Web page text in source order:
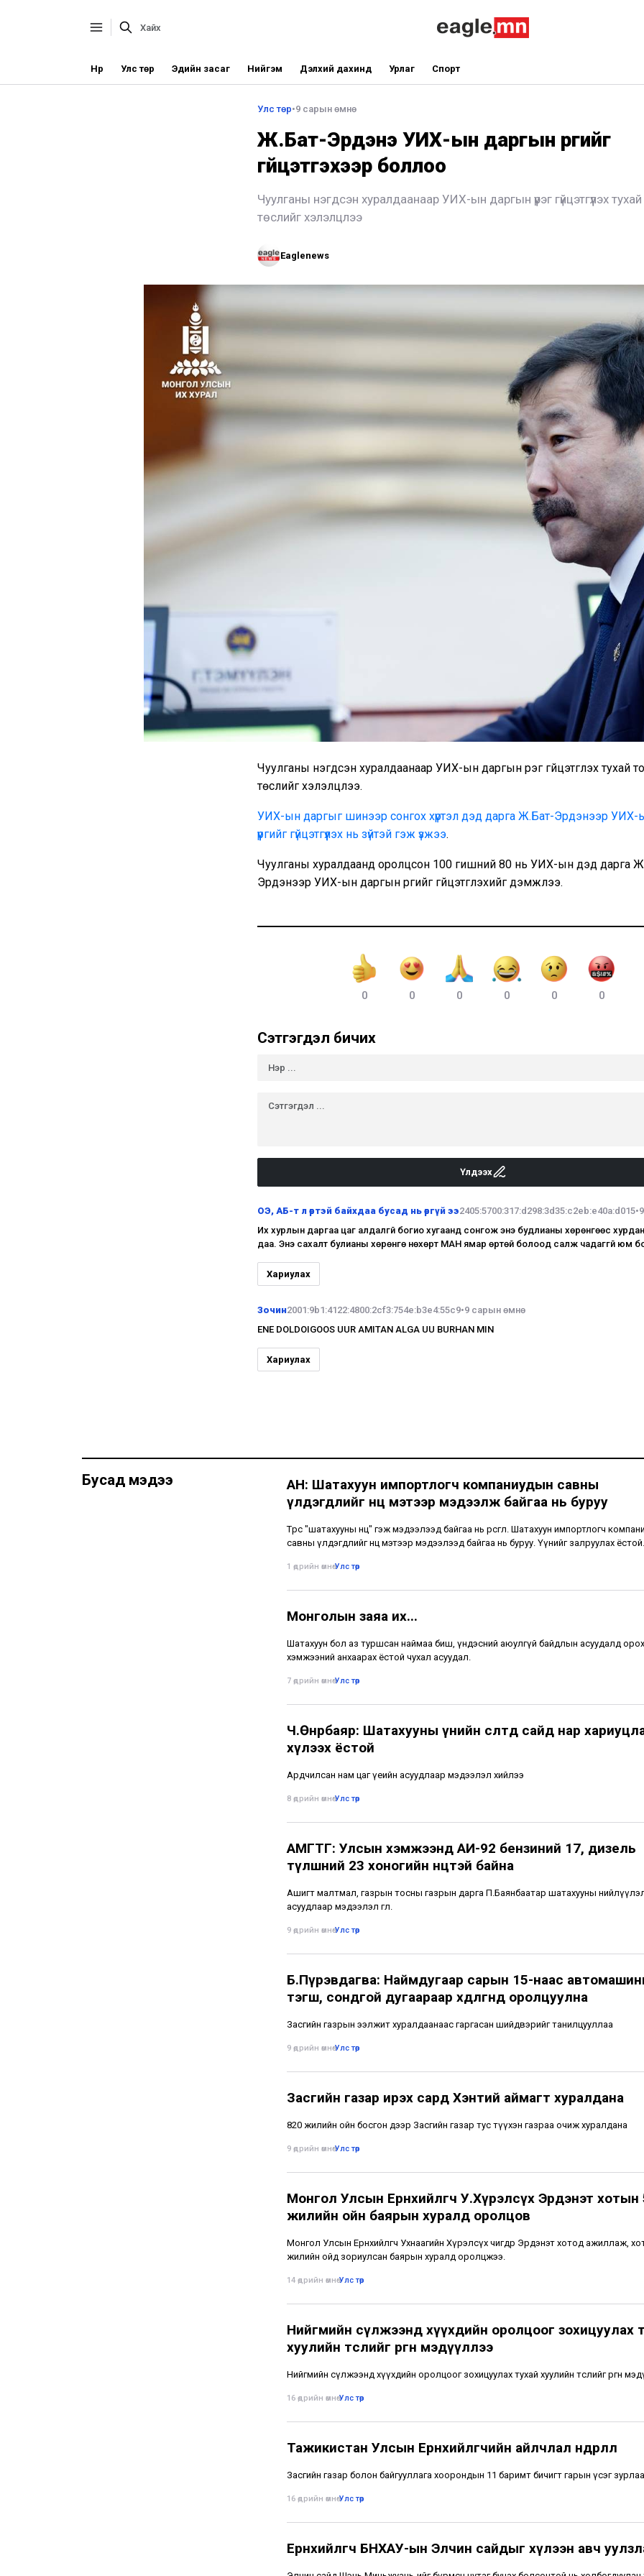
Нүүр Улс төр Эдийн засаг Нийгэм Дэлхий дахинд Урлаг Спорт
Улс төр•9 сарын өмнө
Ж.Бат-Эрдэнэ УИХ-ын даргын үүргийг
гүйцэтгэхээр боллоо
Чуулганы нэгдсэн хуралдаанаар УИХ-ын даргын үүрэг гүйцэтгүүлэх
төслийг хэлэлцлээ
Eaglenews
Чуулганы нэгдсэн хуралдаанаар УИХ-ын даргын үүрэг гүйцэтгүүлэх тухай
төслийг хэлэлцлээ.
УИХ-ын даргыг шинээр сонгох хүртэл дэд дарга Ж.Бат-Эрдэнээр
үүргийг гүйцэтгүүлэх нь зүйтэй гэж үзжээ.
Чуулганы хуралдаанд оролцсон 100 гишүүний 80 нь УИХ-ын дэд дарга
Эрдэнээр УИХ-ын даргын үүргийг гүйцэтгүүлэхийг дэмжлээ.
0 0 0 0 0 0
Сэтгэгдэл бичих
Үлдээх
ОЭ, АБ-т л өртэй байхдаа бусад нь өргүй ээ2405:5700:317:d298:3d35:c2eb:e40a:d015•
Их хурлын даргаа цаг алдалгүй богио хугаанд сонгож энэ будлианы хөрөнгөөс
даа. Энэ сахалт булианы хөрөнгө нөхөрт МАН ямар өртөй болоод салж чадаггүй юм
Хариулах
Зочин2001:9b1:4122:4800:2cf3:754e:b3e4:55c9•9 сарын өмнө
ENE DOLDOIGOOS UUR AMITAN ALGA UU BURHAN MIN
Хариулах
Бусад мэдээ
АН: Шатахуун импортлогч компаниудын савны
үлдэгдлийг нөөц мэтээр мэдээлж байгаа нь буруу
Төрөөс "шатахууны нөөц" гэж мэдээлээд байгаа нь өрөөсгөл. Шатахуун импортлогч
савны үлдэгдлийг нөөц мэтээр мэдээлээд байгаа нь буруу. Үүнийг залруулах ёстой.
1 өдрийн өмнө•Улс төр
Монголын заяа их...
Шатахуун бол аз туршсан наймаа биш, үндэсний аюулгүй байдлын асуудалд орох
хэмжээний анхаарах ёстой чухал асуудал.
7 өдрийн өмнө•Улс төр
Ч.Өнөрбаяр: Шатахууны үнийн өсөлтөд сайд нар
хүлээх ёстой
Ардчилсан нам цаг үеийн асуудлаар мэдээлэл хийлээ
8 өдрийн өмнө•Улс төр
АМГТГ: Улсын хэмжээнд АИ-92 бензиний 17, дизель
түлшний 23 хоногийн нөөцтэй байна
Ашигт малтмал, газрын тосны газрын дарга П.Баянбаатар шатахууны
асуудлаар мэдээлэл өглөө.
9 өдрийн өмнө•Улс төр
Б.Пүрэвдагва: Наймдугаар сарын 15-наас
тэгш, сондгой дугаараар хөдөлгөөнд оролцуулна
Засгийн газрын ээлжит хуралдаанаас гаргасан шийдвэрийг танилцууллаа
9 өдрийн өмнө•Улс төр
Засгийн газар ирэх сард Хэнтий аймагт хуралдана
820 жилийн ойн босгон дээр Засгийн газар тус түүхэн газраа очиж хуралдана
9 өдрийн өмнө•Улс төр
Монгол Улсын Ерөнхийлөгч У.Хүрэлсүх Эрдэнэт хотын
жилийн ойн баярын хуралд оролцов
Монгол Улсын Ерөнхийлөгч Ухнаагийн Хүрэлсүх өчигдөр Эрдэнэт хотод ажиллаж,
жилийн ойд зориулсан баярын хуралд оролцжээ.
14 өдрийн өмнө•Улс төр
Нийгмийн сүлжээнд хүүхдийн оролцоог зохицуулах
хуулийн төслийг өргөн мэдүүллээ
Нийгмийн сүлжээнд хүүхдийн оролцоог зохицуулах тухай хуулийн төслийг өргөн
16 өдрийн өмнө•Улс төр
Тажикистан Улсын Ерөнхийлөгчийн айлчлал өндөрлөлөө
Засгийн газар болон байгууллага хоорондын 11 баримт бичигт гарын үсэг зурлаа.
16 өдрийн өмнө•Улс төр
Ерөнхийлөгч БНХАУ-ын Элчин сайдыг хүлээн авч